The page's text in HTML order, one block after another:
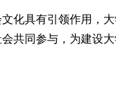
化具有引领作用，
共同参与，为建设